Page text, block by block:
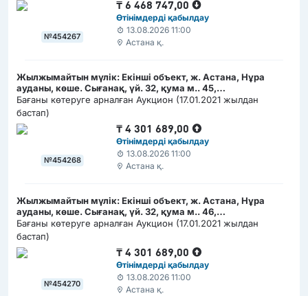
№454267
₸6 468 747,00
Өтінімдерді қабылдау
13.08.2026 11:00
Астана қ.
Жылжымайтын мүлік: Екінші объект, ж. Астана, Нұра
ауданы, көше. Сығанақ, үй. 32, қума м.. 45,
(РКА1202300008275063)
Бағаны көтеруге арналған Аукцион (17.01.2021 жылдан
бастап)
№454268
₸4 301 689,00
Өтінімдерді қабылдау
13.08.2026 11:00
Астана қ.
Жылжымайтын мүлік: Екінші объект, ж. Астана, Нұра
ауданы, көше. Сығанақ, үй. 32, қума м.. 46,
(РКА1202300008275169)
Бағаны көтеруге арналған Аукцион (17.01.2021 жылдан
бастап)
№454270
₸4 301 689,00
Өтінімдерді қабылдау
13.08.2026 11:00
Астана қ.